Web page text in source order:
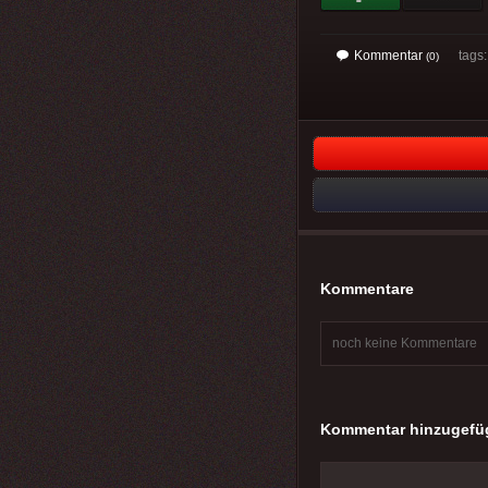
Kommentar (0)
Kommentare
noch keine Kommentare
Kommentar